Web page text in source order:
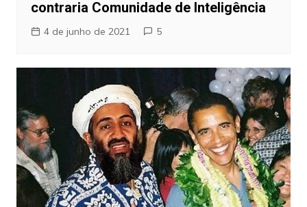
contraria Comunidade de Inteligência
4 de junho de 2021 5